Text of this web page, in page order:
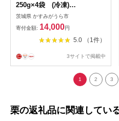
250g×4袋 (冷凍)
【1350919】
茨城県 かすみがうら市
寄付金額: 14,000円
5.0 （1件）
3サイトで掲載中
1 2 3
栗の返礼品に関連してい